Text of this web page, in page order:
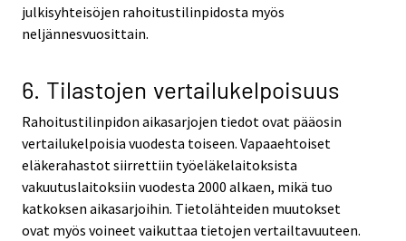
julkisyhteisöjen rahoitustilinpidosta myös
neljännesvuosittain.
6. Tilastojen vertailukelpoisuus
Rahoitustilinpidon aikasarjojen tiedot ovat pääosin
vertailukelpoisia vuodesta toiseen. Vapaaehtoiset
eläkerahastot siirrettiin työeläkelaitoksista
vakuutuslaitoksiin vuodesta 2000 alkaen, mikä tuo
katkoksen aikasarjoihin. Tietolähteiden muutokset
ovat myös voineet vaikuttaa tietojen vertailtavuuteen.